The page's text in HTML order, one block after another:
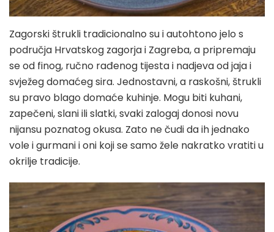
Zagorski štrukli tradicionalno su i autohtono jelo s
područja Hrvatskog zagorja i Zagreba, a pripremaju
se od finog, ručno rađenog tijesta i nadjeva od jaja i
svježeg domaćeg sira. Jednostavni, a raskošni, štrukli
su pravo blago domaće kuhinje. Mogu biti kuhani,
zapečeni, slani ili slatki, svaki zalogaj donosi novu
nijansu poznatog okusa. Zato ne čudi da ih jednako
vole i gurmani i oni koji se samo žele nakratko vratiti u
okrilje tradicije.